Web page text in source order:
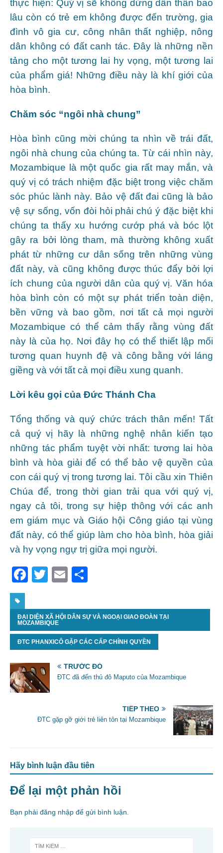
thực hiện: Quý vị sẽ không dừng dấn thân bao
lâu còn có trẻ em không được đến trường, gia
đình vô gia cư, công nhân thất nghiệp, nông
dân không có đất canh tác. Đây là những nền
tảng cho một tương lai hy vọng, một tương lai
của phẩm giá! Những điều này là khí giới của
hòa bình.
Chăm sóc “ngôi nhà chung”
Hòa bình cũng mời chúng ta nhìn về trái đất,
ngôi nhà chung của chúng ta. Từ cái nhìn này,
Mozambique là một quốc gia rất may mắn, và
quý vị có trách nhiệm đặc biệt trong việc chăm
sóc phúc lành này. Bảo vệ đất đai cũng là bảo
vệ sự sống, vốn đòi hỏi phải chú ý đặc biệt khi
chúng ta thấy xu hướng cướp phá và bóc lột
gây ra bởi lòng tham, mà thường không xuất
phát từ những cư dân sống trên những vùng
đất này, và cũng không được thúc đẩy bởi lợi
ích chung của người dân của quý vị. Văn hóa
hòa bình còn có một sự phát triển toàn diện,
bền vững và bao gồm, nơi tất cả mọi người
Mozambique có thể cảm thấy rằng vùng đất
này là của họ. Nơi đây họ có thể thiết lập mối
tương quan huynh đệ và công bằng với láng
giềng và với tất cả mọi điều xung quanh.
Lời kêu gọi của Đức Thánh Cha
Tổng thống và quý chức trách thân mến! Tất
cả quý vị hãy là những nghệ nhân kiến tạo
những tác phẩm tuyệt vời nhất: tương lai hòa
bình và hòa giải để có thể bảo vệ quyền của
con cái quý vị trong tương lai. Tôi cầu xin Thiên
Chúa để, trong thời gian trải qua với quý vị,
ngay cả tôi, trong sự hiệp thông với các anh
em giám mục và Giáo hội Công giáo tại vùng
đất này, có thể giúp làm cho hòa bình, hòa giải
và hy vọng ngự trị giữa mọi người.
F
c
e
b
o
o
k
T
itt
er
E
ai
l
ar
e
ĐẠI DIỆN XÃ HỘI DÂN SỰ VÀ NGOẠI GIAO ĐOÀN TẠI
MOZAMBIQUE
ĐTC PHANXICÔ GẶP CÁC CẤP CHÍNH QUYỀN
TRƯỚC ĐÓ
ĐTC đã đến thủ đô Maputo của Mozambique
TIẾP THEO
ĐTC gặp gỡ giới trẻ liên tôn tại Mozambique
Hãy bình luận đầu tiên
Để lại một phản hồi
Bạn phải đăng nhập để gửi bình luận.